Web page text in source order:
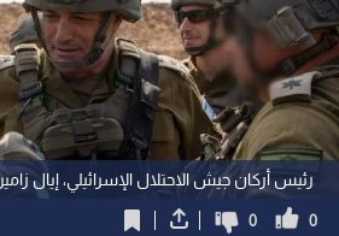
رئيس أركان جيش الاحتلال الإسرائيلي، إيال زامير
0
0